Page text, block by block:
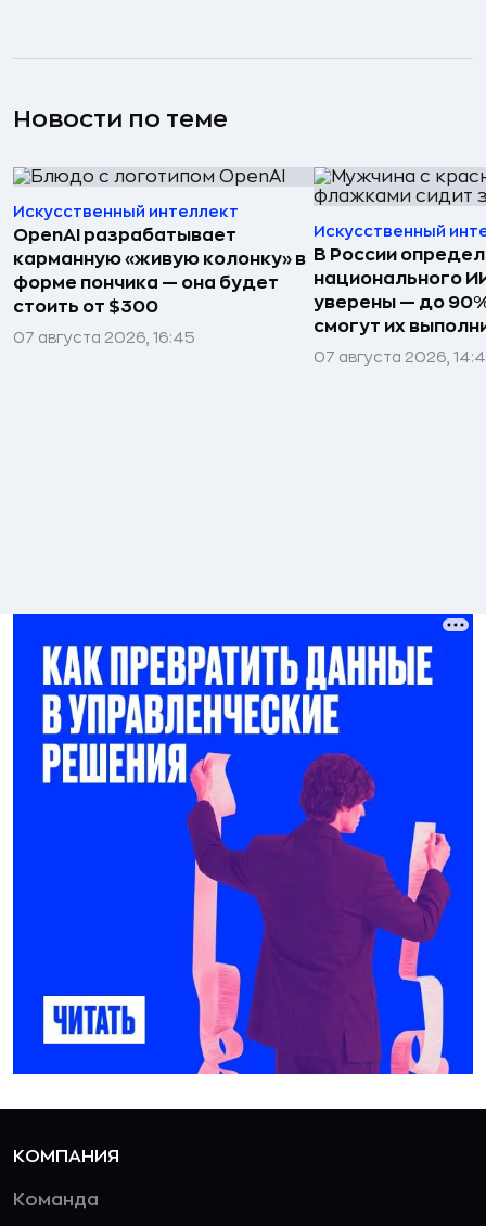
Новости по теме
Искусственный интеллект
OpenAI разрабатывает
карманную «живую колонку» в
форме пончика — она будет
стоить от $300
07 августа 2026, 16:45
Искусственный
В России
национального
уверены — до
смогут их
07 августа 2026,
КОМПАНИЯ
Команда